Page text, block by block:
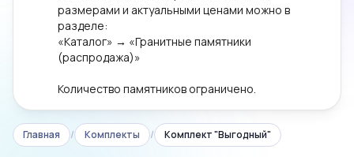
размерами и актуальными ценами можно в
разделе:
«Каталог» → «Гранитные памятники
(распродажа)»
Количество памятников ограничено.
Главная / Комплекты / Комплект "Выгодный"